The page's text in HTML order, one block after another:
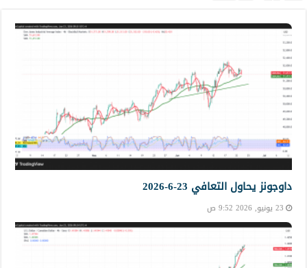
داوجونز يحاول التعافي 23-6-2026
23 يونيو, 2026 9:52 ص